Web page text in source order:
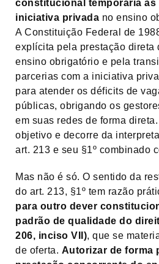
constitucional temporária às
iniciativa privada no ensino
A Constituição Federal de
explícita pela prestação direta
ensino obrigatório e pela
parcerias com a iniciativa
para atender os déficits de
públicas, obrigando os
em suas redes de forma
objetivo e decorre da
art. 213 e seu §1º combinado
Mas não é só. O sentido da
do art. 213, §1º tem razão
para outro dever
padrão de qualidade do
206, inciso VII), que se
de oferta. Autorizar de forma